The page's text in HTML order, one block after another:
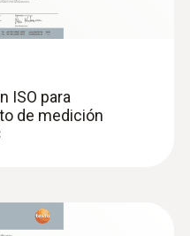
ISO para
de medición